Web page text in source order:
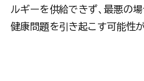
ルギーを供給できず、最悪の
健康問題を引き起こす可能性が